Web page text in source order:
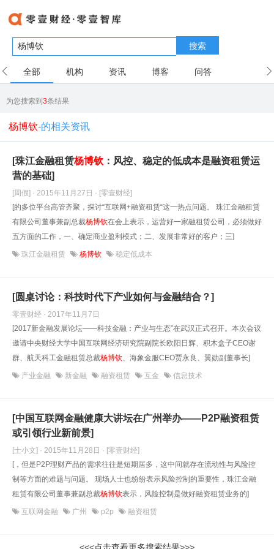
搜索
全部 机构 资讯 博客 问答
为您搜索到3条结果
杨博钦-的相关资讯
[珠江金融租赁杨博钦 ：风控、稳定的低成本是融资租赁运
营的基础]
[周假] · 2015年11月27日 · [零壹财经]
[的多位平台高管齐聚，探讨“互联网+融资租赁“这一热点问题。 珠江金融租赁
有限公司董事兼副总裁杨博钦在会上表示，运营好一家融租赁公司，必须做好
五方面的工作，一、确定商业盈利模式；二、发展非常好的客户；三]
珠江金融租赁 杨博钦 稳定低成本
[圆桌讨论：科技时代下产业如何与金融结合？]
零壹财经 · 2017年11月7日
[2017新金融发展论坛——科技金融：产业与生态”在武汉正式召开。本次会议
邀请中央财经大学中国互联网经济研究院副院长欧阳日辉、积木盒子CEO谢
群、航天科工金融租赁总裁杨博钦、海象金服CEO贾永良、翼勋副董事长]
产业金融 新金融 融资租赁 互金 信息技术
[中国互联网金融健康大讲坛在广州举办——P2P融资租赁
或引领行业新前景]
[士小文] · 2015年11月28日 · [零壹财经]
[，但是P2P理财产品的需求往往是短期居多，这中间就存在流动性与风险控
制等方面的难题与问题。 现场人士也纷纷表示风险控制的重要性，珠江金融
租赁有限公司董事兼副总裁杨博钦表示，风险控制是做好融资租赁业务的]
互联网金融 广州 p2p 融资租赁